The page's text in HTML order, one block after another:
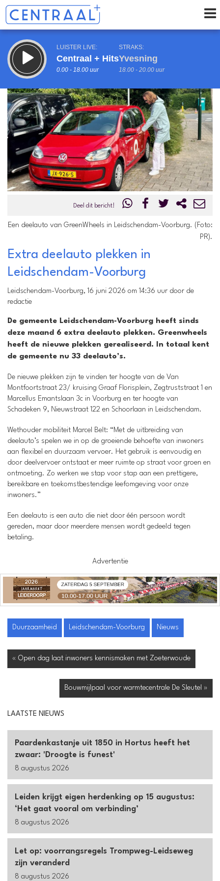
LUISTER LIVE:
Centraal + Hits
0.00 - 18.00 uur
STRAKS:
Yvesning
18.00 - 20.00 uur
Vorig uur uur 1 van 0 Volgend uur
Inklappen
Deel dit bericht!
Een deelauto van GreenWheels in Leidschendam-Voorburg. (Foto:
PR).
Extra deelauto plekken in
Leidschendam-Voorburg
Leidschendam-Voorburg, 16 juni 2026 om 14:36 uur door de
redactie
De gemeente Leidschendam-Voorburg heeft sinds
deze maand 6 extra deelauto plekken. Greenwheels
heeft de nieuwe plekken gerealiseerd. In totaal kent
de gemeente nu 33 deelauto’s.
De nieuwe plekken zijn te vinden ter hoogte van de Van
Montfoortstraat 23/ kruising Graaf Florisplein, Zegtruststraat 1 en
Marcellus Emantslaan 3c in Voorburg en ter hoogte van
Schadeken 9, Nieuwstraat 122 en Schoorlaan in Leidschendam.
Wethouder mobiliteit Marcel Belt: “Met de uitbreiding van
deelauto’s spelen we in op de groeiende behoefte van inwoners
aan flexibel en duurzaam vervoer. Het gebruik is eenvoudig en
door deelvervoer ontstaat er meer ruimte op straat voor groen en
ontmoeting. Zo werken we stap voor stap aan een prettigere,
bereikbare en toekomstbestendige leefomgeving voor onze
inwoners.”
Een deelauto is een auto die niet door één persoon wordt
gereden, maar door meerdere mensen wordt gedeeld tegen
betaling.
Advertentie
Duurzaamheid Leidschendam-Voorburg Nieuws
« Open dag laat inwoners kennismaken met Zoeterwoude
Bouwmijlpaal voor warmtecentrale De Sleutel »
LAATSTE NIEUWS
Paardenkastanje uit 1850 in Hortus heeft het
zwaar: 'Droogte is funest'
8 augustus 2026
Leiden krijgt eigen herdenking op 15 augustus:
‘Het gaat vooral om verbinding’
8 augustus 2026
Let op: voorrangsregels Trompweg-Leidseweg
zijn veranderd
8 augustus 2026